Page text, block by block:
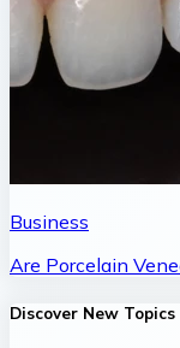
Business
Are Porcelain
Discover New Topics